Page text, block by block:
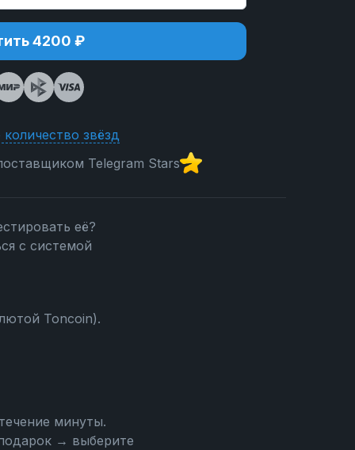
4200 ₽
звёзд
Telegram Stars
её?
с системой
Toncoin).
минуты.
→ выберите